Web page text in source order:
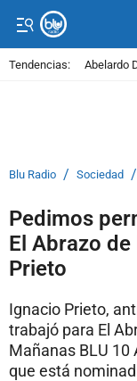
Tendencias: Abelardo
Blu Radio / Sociedad /
Pedimos
El Abrazo
Prieto
Ignacio Prieto,
trabajó para El
Mañanas BLU 10
que está